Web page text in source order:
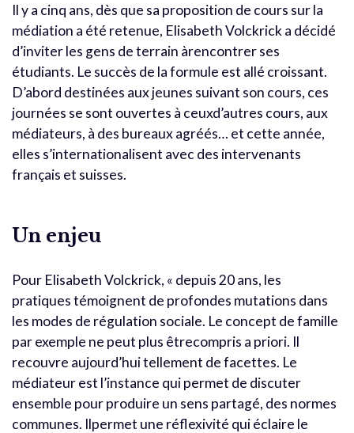
Il y a cinq ans, dès que sa proposition de cours sur la
médiation a été retenue, Elisabeth Volckrick a décidé
d’inviter les gens de terrain àrencontrer ses
étudiants. Le succès de la formule est allé croissant.
D’abord destinées aux jeunes suivant son cours, ces
journées se sont ouvertes à ceuxd’autres cours, aux
médiateurs, à des bureaux agréés… et cette année,
elles s’internationalisent avec des intervenants
français et suisses.
Un enjeu
Pour Elisabeth Volckrick, « depuis 20 ans, les
pratiques témoignent de profondes mutations dans
les modes de régulation sociale. Le concept de famille
par exemple ne peut plus êtrecompris a priori. Il
recouvre aujourd’hui tellement de facettes. Le
médiateur est l’instance qui permet de discuter
ensemble pour produire un sens partagé, des normes
communes. Ilpermet une réflexivité qui éclaire le